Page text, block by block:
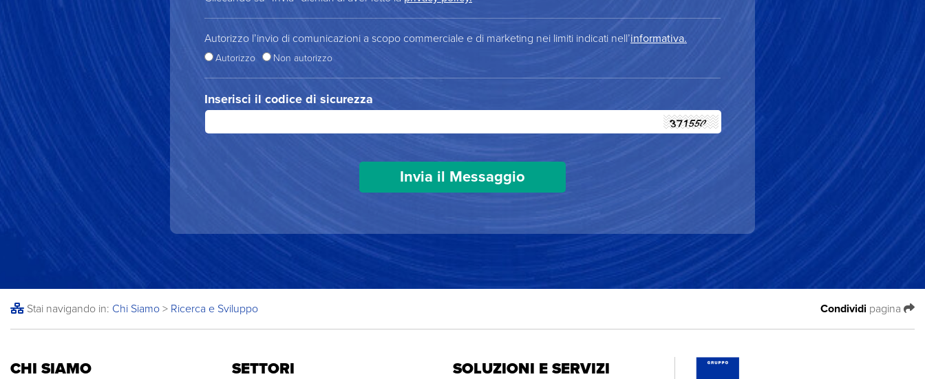
Autorizzo l’invio di comunicazioni a scopo commerciale e di marketing nei limiti indicati nell’informativa.
Autorizzo Non autorizzo
Inserisci il codice di sicurezza
Stai navigando in: Chi Siamo > Ricerca e Sviluppo Condividi pagina
CHI SIAMO SETTORI SOLUZIONI E SERVIZI